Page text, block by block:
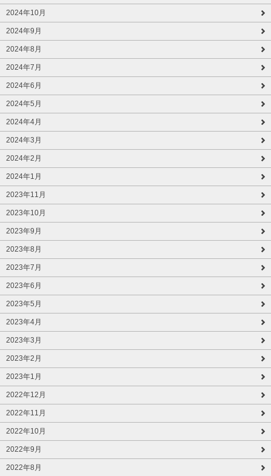
2024年10月
2024年9月
2024年8月
2024年7月
2024年6月
2024年5月
2024年4月
2024年3月
2024年2月
2024年1月
2023年11月
2023年10月
2023年9月
2023年8月
2023年7月
2023年6月
2023年5月
2023年4月
2023年3月
2023年2月
2023年1月
2022年12月
2022年11月
2022年10月
2022年9月
2022年8月